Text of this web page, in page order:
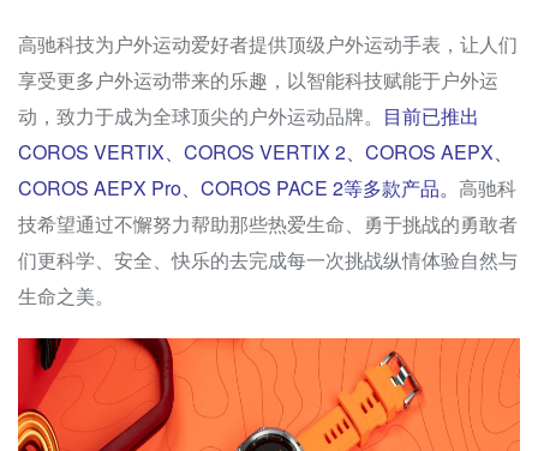
高驰科技为户外运动爱好者提供顶级户外运动手表，让人们
享受更多户外运动带来的乐趣，以智能科技赋能于户外运
动，致力于成为全球顶尖的户外运动品牌。 目前已推出
COROS VERTIX、COROS VERTIX 2、COROS AEPX、
COROS AEPX Pro、COROS PACE 2等多款产品。 高驰科
技希望通过不懈努力帮助那些热爱生命、勇于挑战的勇敢者
们更科学、安全、快乐的去完成每一次挑战纵情体验自然与
生命之美。